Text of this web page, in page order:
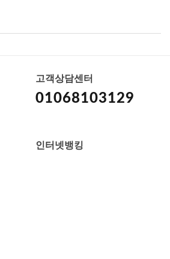
고객상담센터
01068103129
인터넷뱅킹